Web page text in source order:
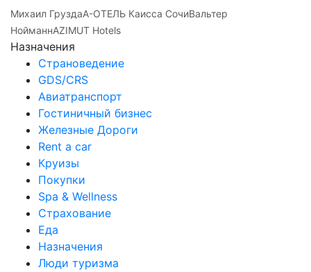
Михаил ГруздаА-ОТЕЛЬ Каисса СочиВальтер
НойманнAZIMUT Hotels
Назначения
Страноведение
GDS/CRS
Авиатранспорт
Гостиничный бизнес
Железные Дороги
Rent a car
Круизы
Покупки
Spa & Wellness
Страхование
Еда
Назначения
Люди туризма